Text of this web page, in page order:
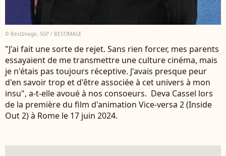
© BestImage, SGP / BESTIMAGE
"J'ai fait une sorte de rejet. Sans rien forcer, mes parents
essayaient de me transmettre une culture cinéma, mais
je n'étais pas toujours réceptive. J'avais presque peur
d'en savoir trop et d'être associée à cet univers à mon
insu", a-t-elle avoué à nos consoeurs. Deva Cassel lors
de la première du film d'animation Vice-versa 2 (Inside
Out 2) à Rome le 17 juin 2024.